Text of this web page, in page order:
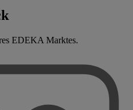
EDEKA Marktes.